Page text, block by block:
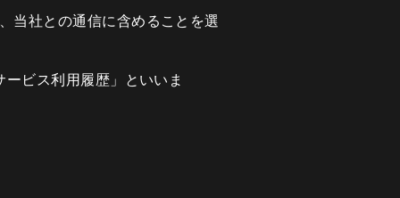
当社との通信に含めることを選
ビス利用履歴」といいま